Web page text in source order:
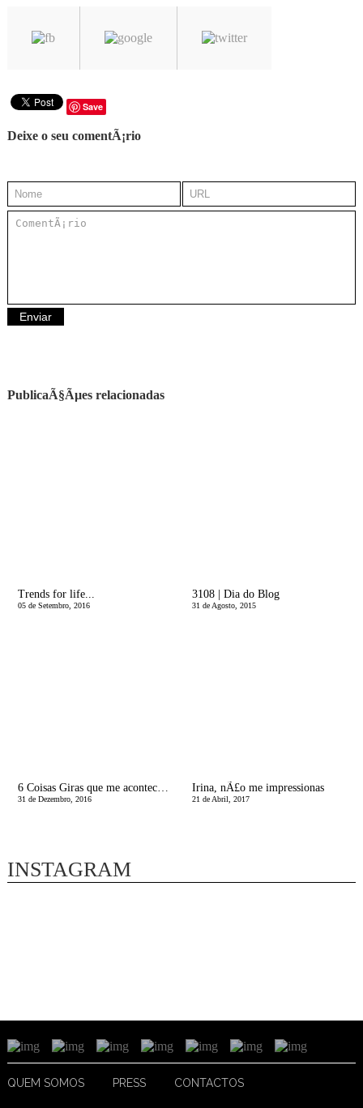
Save
Deixe o seu comentÃ¡rio
PublicaÃ§Ãµes relacionadas
Trends for life...
05 de Setembro, 2016
3108 | Dia do Blog
31 de Agosto, 2015
6 Coisas Giras que me aconteceram em 2016
31 de Dezembro, 2016
Irina, nÃ£o me impressionas
21 de Abril, 2017
INSTAGRAM
QUEM SOMOS PRESS CONTACTOS